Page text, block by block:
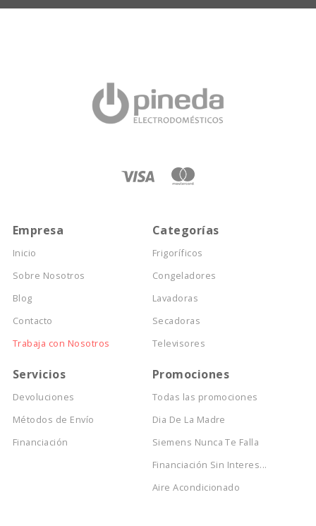
Empresa
Inicio
Sobre Nosotros
Blog
Contacto
Trabaja con Nosotros
Categorías
Frigoríficos
Congeladores
Lavadoras
Secadoras
Televisores
Servicios
Devoluciones
Métodos de Envío
Financiación
Promociones
Todas las promociones
Dia De La Madre
Siemens Nunca Te Falla
Financiación Sin Interes...
Aire Acondicionado